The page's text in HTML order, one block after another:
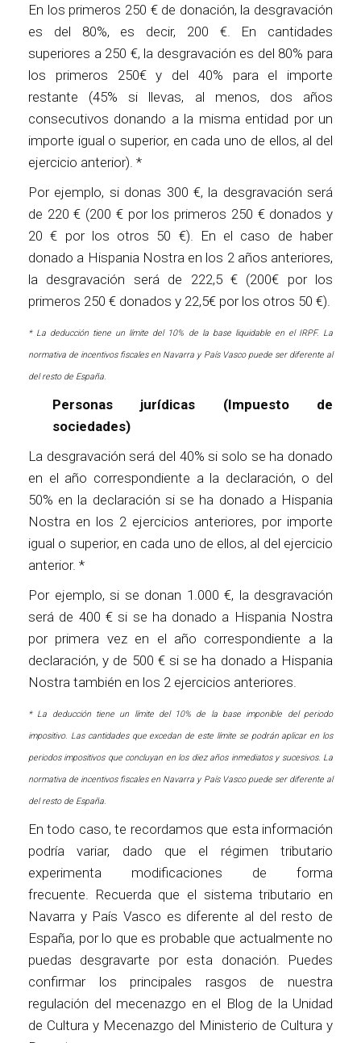
En los primeros 250 € de donación, la desgravación
es del 80%, es decir, 200 €. En cantidades
superiores a 250 €, la desgravación es del 80% para
los primeros 250€ y del 40% para el importe
restante (45% si llevas, al menos, dos años
consecutivos donando a la misma entidad por un
importe igual o superior, en cada uno de ellos, al del
ejercicio anterior). *
Por ejemplo, si donas 300 €, la desgravación será
de 220 € (200 € por los primeros 250 € donados y
20 € por los otros 50 €). En el caso de haber
donado a Hispania Nostra en los 2 años anteriores,
la desgravación será de 222,5 € (200€ por los
primeros 250 € donados y 22,5€ por los otros 50 €).
* La deducción tiene un límite del 10% de la base liquidable en el IRPF. La
normativa de incentivos fiscales en Navarra y País Vasco puede ser diferente al
del resto de España.
Personas jurídicas (Impuesto de
sociedades)
La desgravación será del 40% si solo se ha donado
en el año correspondiente a la declaración, o del
50% en la declaración si se ha donado a Hispania
Nostra en los 2 ejercicios anteriores, por importe
igual o superior, en cada uno de ellos, al del ejercicio
anterior. *
Por ejemplo, si se donan 1.000 €, la desgravación
será de 400 € si se ha donado a Hispania Nostra
por primera vez en el año correspondiente a la
declaración, y de 500 € si se ha donado a Hispania
Nostra también en los 2 ejercicios anteriores.
* La deducción tiene un límite del 10% de la base imponible del periodo
impositivo. Las cantidades que excedan de este límite se podrán aplicar en los
periodos impositivos que concluyan en los diez años inmediatos y sucesivos. La
normativa de incentivos fiscales en Navarra y País Vasco puede ser diferente al
del resto de España.
En todo caso, te recordamos que esta información
podría variar, dado que el régimen tributario
experimenta modificaciones de forma
frecuente. Recuerda que el sistema tributario en
Navarra y País Vasco es diferente al del resto de
España, por lo que es probable que actualmente no
puedas desgravarte por esta donación. Puedes
confirmar los principales rasgos de nuestra
regulación del mecenazgo en el Blog de la Unidad
de Cultura y Mecenazgo del Ministerio de Cultura y